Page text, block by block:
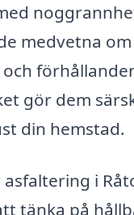
medvetna
gör dem
din hemstad.
i
tänka på